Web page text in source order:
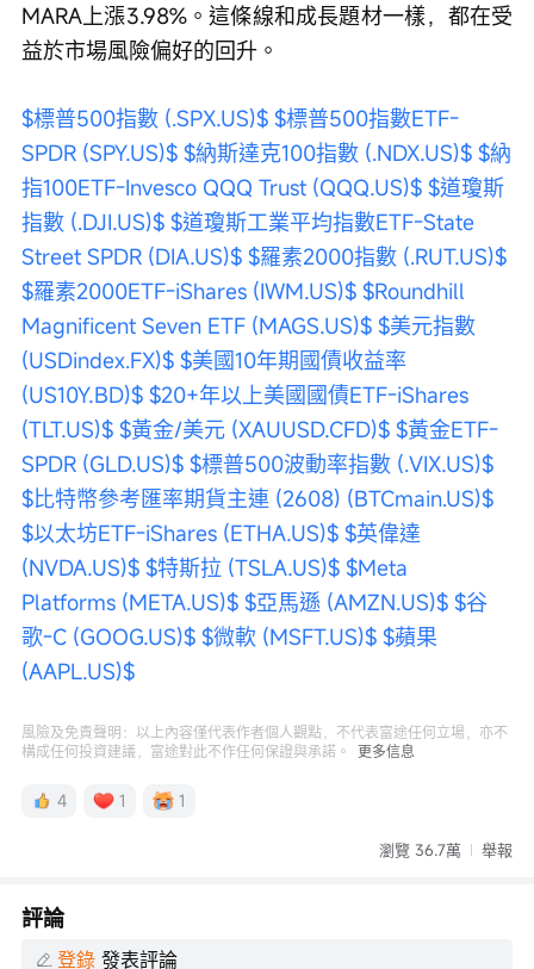
MARA上漲3.98%。這條線和成長題材一樣，都在受
益於市場風險偏好的回升。
$標普500指數 (.SPX.US)$ $標普500指數ETF-
SPDR (SPY.US)$ $納斯達克100指數 (.NDX.US)$ $納
指100ETF-Invesco QQQ Trust (QQQ.US)$ $道瓊斯
指數 (.DJI.US)$ $道瓊斯工業平均指數ETF-State
Street SPDR (DIA.US)$ $羅素2000指數 (.RUT.US)$
$羅素2000ETF-iShares (IWM.US)$ $Roundhill
Magnificent Seven ETF (MAGS.US)$ $美元指數
(USDindex.FX)$ $美國10年期國債收益率
(US10Y.BD)$ $20+年以上美國國債ETF-iShares
(TLT.US)$ $黃金/美元 (XAUUSD.CFD)$ $黃金ETF-
SPDR (GLD.US)$ $標普500波動率指數 (.VIX.US)$
$比特幣參考匯率期貨主連 (2608) (BTCmain.US)$
$以太坊ETF-iShares (ETHA.US)$ $英偉達
(NVDA.US)$ $特斯拉 (TSLA.US)$ $Meta
Platforms (META.US)$ $亞馬遜 (AMZN.US)$ $谷
歌-C (GOOG.US)$ $微軟 (MSFT.US)$ $蘋果
(AAPL.US)$
風險及免責聲明：以上內容僅代表作者個人觀點，不代表富途任何立場，亦不
構成任何投資建議，富途對此不作任何保證與承諾。
更多信息
4 1 1
瀏覽 36.7萬 舉報
評論
登錄 發表評論